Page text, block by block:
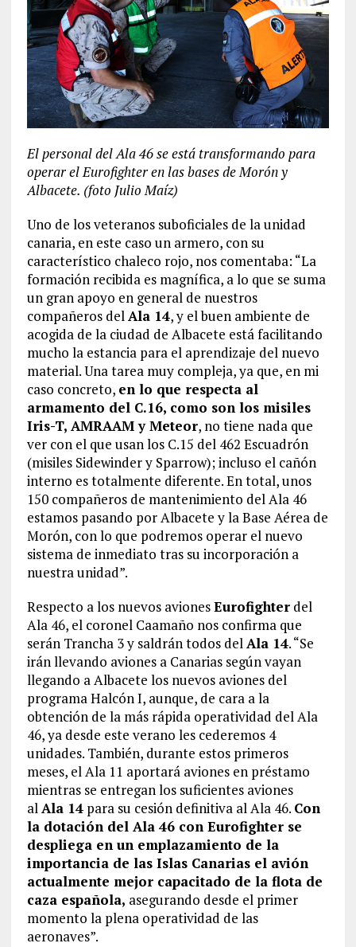
El personal del Ala 46 se está transformando para
operar el Eurofighter en las bases de Morón y
Albacete. (foto Julio Maíz)
Uno de los veteranos suboficiales de la unidad
canaria, en este caso un armero, con su
característico chaleco rojo, nos comentaba: “La
formación recibida es magnífica, a lo que se suma
un gran apoyo en general de nuestros
compañeros delAla 14, y el buen ambiente de
acogida de la ciudad de Albacete está facilitando
mucho la estancia para el aprendizaje del nuevo
material. Una tarea muy compleja, ya que, en mi
caso concreto, en lo que respecta al
armamento del C.16, como son los misiles
Iris-T, AMRAAM y Meteor, no tiene nada que
ver con el que usan los C.15 del 462 Escuadrón
(misiles Sidewinder y Sparrow); incluso el cañón
interno es totalmente diferente. En total, unos
150 compañeros de mantenimiento del Ala 46
estamos pasando por Albacete y la Base Aérea de
Morón, con lo que podremos operar el nuevo
sistema de inmediato tras su incorporación a
nuestra unidad”.
Respecto a los nuevos avionesEurofighterdel
Ala 46, el coronel Caamaño nos confirma que
serán Trancha 3 y saldrán todos delAla 14. “Se
irán llevando aviones a Canarias según vayan
llegando a Albacete los nuevos aviones del
programa Halcón I, aunque, de cara a la
obtención de la más rápida operatividad del Ala
46, ya desde este verano les cederemos 4
unidades. También, durante estos primeros
meses, el Ala 11 aportará aviones en préstamo
mientras se entregan los suficientes aviones
alAla 14para su cesión definitiva al Ala 46. Con
la dotación del Ala 46 con Eurofighter se
despliega en un emplazamiento de la
importancia de las Islas Canarias el avión
actualmente mejor capacitado de la flota de
caza española, asegurando desde el primer
momento la plena operatividad de las
aeronaves”.